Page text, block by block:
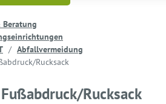
Abfallvermeidung
Rucksack
Rucksack